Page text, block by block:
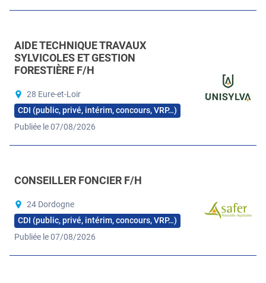
AIDE TECHNIQUE TRAVAUX
SYLVICOLES ET GESTION
FORESTIÈRE F/H
28 Eure-et-Loir
CDI (public, privé, intérim, concours, VRP…)
Publiée le 07/08/2026
CONSEILLER FONCIER F/H
24 Dordogne
CDI (public, privé, intérim, concours, VRP…)
Publiée le 07/08/2026